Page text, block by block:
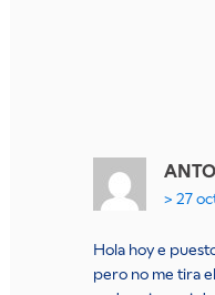
27
Hola hoy e
pero no me tira